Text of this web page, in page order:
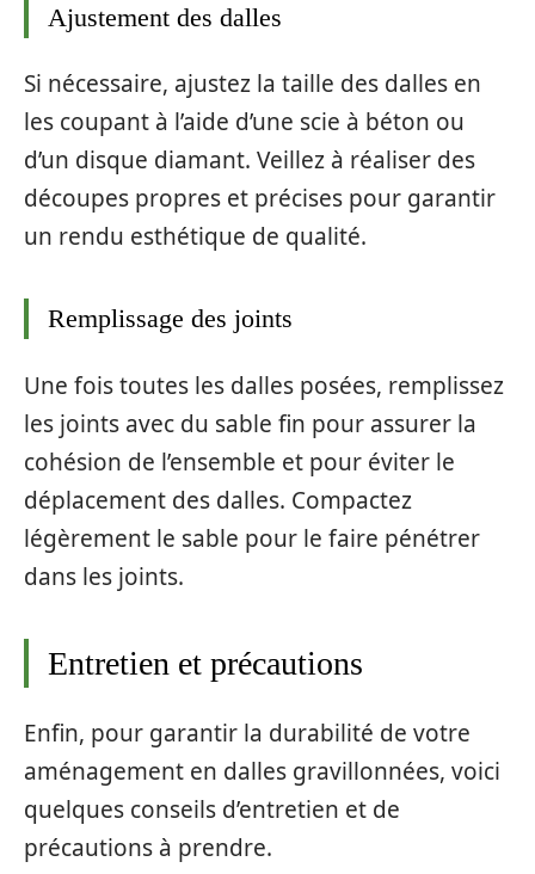
Ajustement des dalles
Si nécessaire, ajustez la taille des dalles en
les coupant à l’aide d’une scie à béton ou
d’un disque diamant. Veillez à réaliser des
découpes propres et précises pour garantir
un rendu esthétique de qualité.
Remplissage des joints
Une fois toutes les dalles posées, remplissez
les joints avec du sable fin pour assurer la
cohésion de l’ensemble et pour éviter le
déplacement des dalles. Compactez
légèrement le sable pour le faire pénétrer
dans les joints.
Entretien et précautions
Enfin, pour garantir la durabilité de votre
aménagement en dalles gravillonnées, voici
quelques conseils d’entretien et de
précautions à prendre.